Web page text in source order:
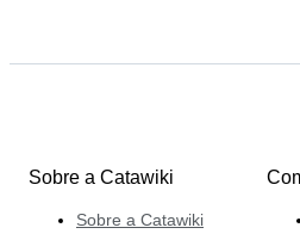
Sobre a Catawiki
Sobre a Catawiki